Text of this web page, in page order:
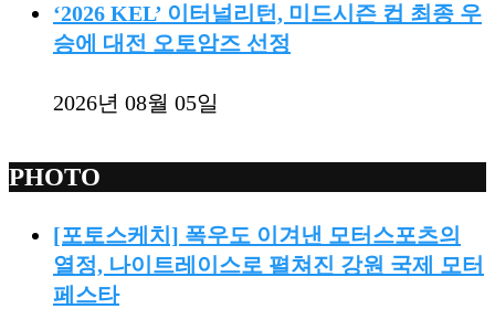
‘2026 KEL’ 이터널리턴, 미드시즌 컵 최종 우
승에 대전 오토암즈 선정
2026년 08월 05일
PHOTO
[포토스케치] 폭우도 이겨낸 모터스포츠의
열정, 나이트레이스로 펼쳐진 강원 국제 모터
페스타